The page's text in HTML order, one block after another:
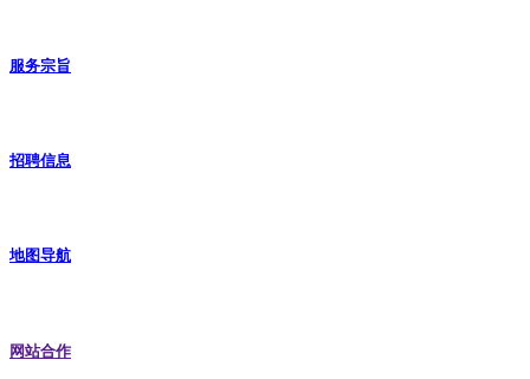
服务宗旨
招聘信息
地图导航
网站合作